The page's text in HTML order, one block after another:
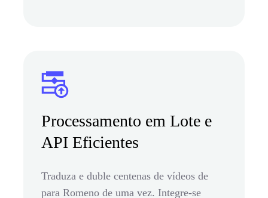
Processamento em Lote e
API Eficientes
Traduza e duble centenas de vídeos de
para Romeno de uma vez. Integre-se